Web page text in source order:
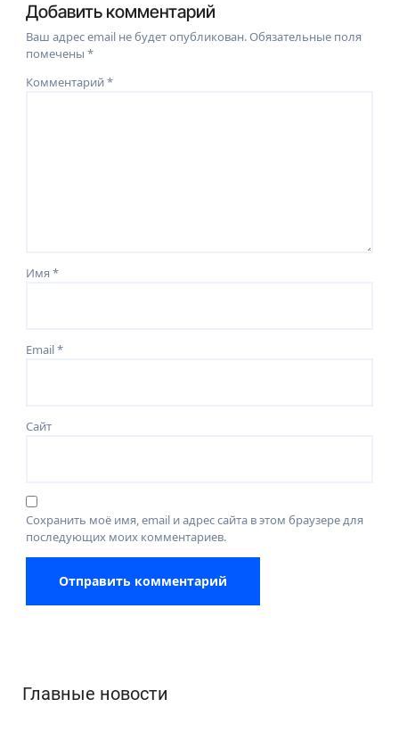
Добавить комментарий
Ваш адрес email не будет опубликован.Обязательные поля
помечены*
Комментарий*
Имя*
Email*
Сайт
Сохранить моё имя, email и адрес сайта в этом браузере для
последующих моих комментариев.
Главные новости